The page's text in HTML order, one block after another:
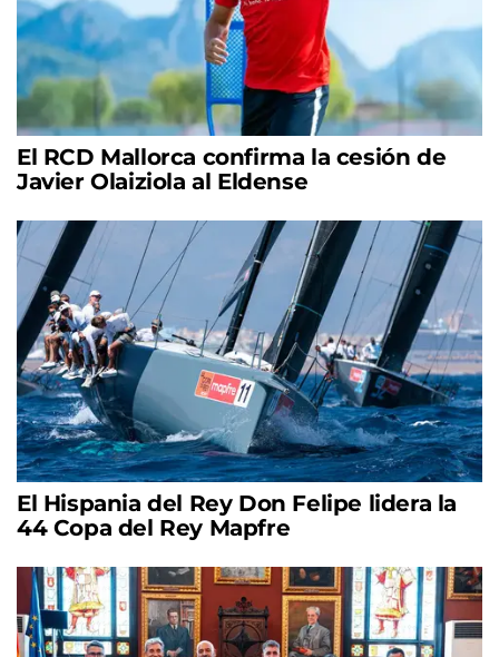
El RCD Mallorca confirma la cesión de
Javier Olaiziola al Eldense
El Hispania del Rey Don Felipe lidera la
44 Copa del Rey Mapfre